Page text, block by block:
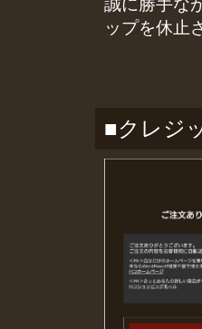
ップを休止
■クレジ